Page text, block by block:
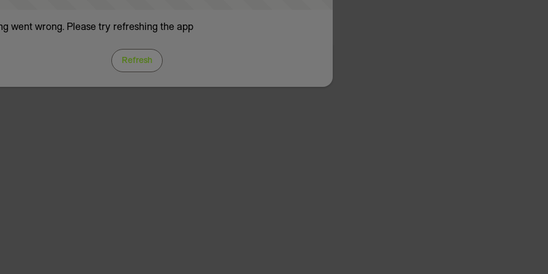
went wrong. Please try refreshing the app
Refresh